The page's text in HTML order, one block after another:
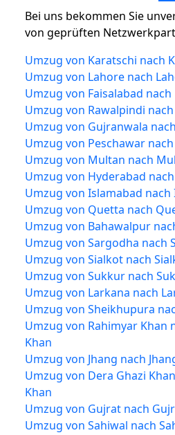
Bei uns bekommen Sie
von geprüften
Umzug von Karatschi nach
Umzug von Lahore nach
Umzug von Faisalabad nach
Umzug von Rawalpindi
Umzug von Gujranwala
Umzug von Peschawar
Umzug von Multan nach
Umzug von Hyderabad
Umzug von Islamabad nach
Umzug von Quetta nach
Umzug von Bahawalpur
Umzug von Sargodha nach
Umzug von Sialkot nach
Umzug von Sukkur nach
Umzug von Larkana nach
Umzug von Sheikhupura
Umzug von Rahimyar Khan
Khan
Umzug von Jhang nach
Umzug von Dera Ghazi
Khan
Umzug von Gujrat nach
Umzug von Sahiwal nach